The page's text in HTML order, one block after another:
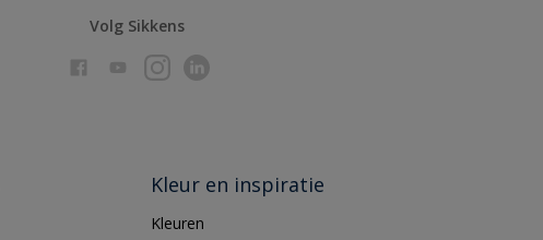
Volg Sikkens
Kleur en inspiratie
Kleuren